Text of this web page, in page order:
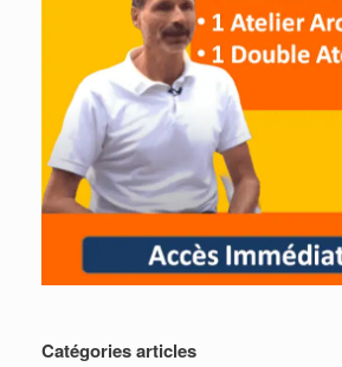
Catégories articles